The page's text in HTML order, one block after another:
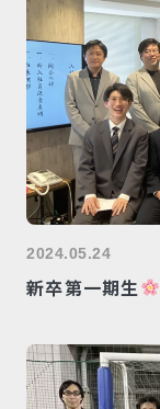
2024.05.24
新卒第一期生